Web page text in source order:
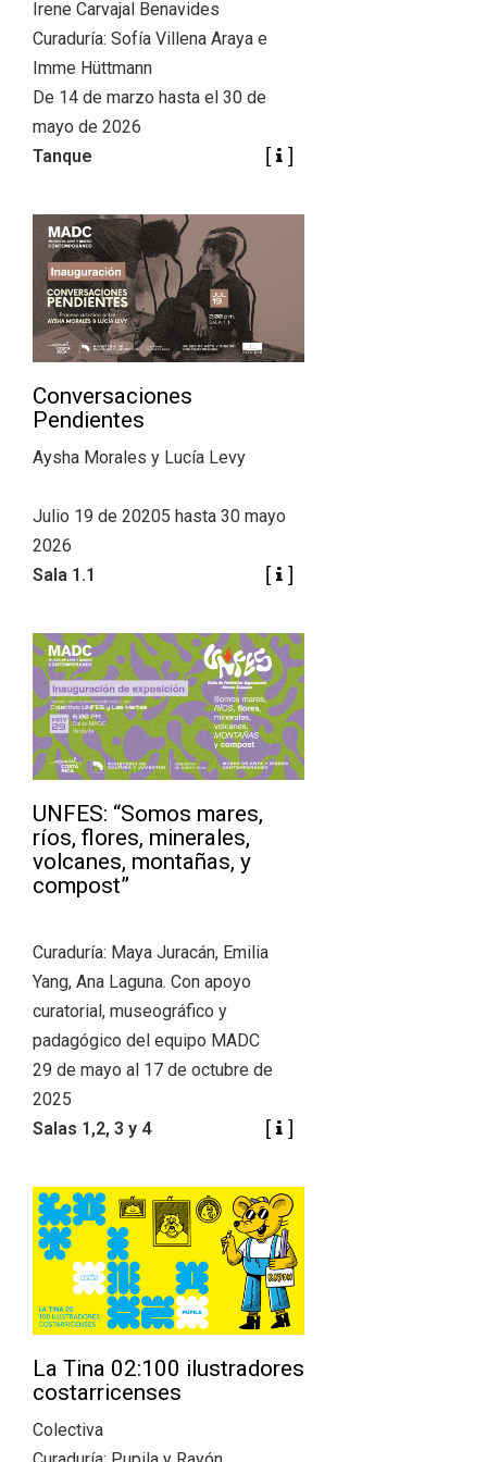
+ DIRECTORIOS
+ MESA EJECUTIVA DE ARTES VISUALES
+ SALA DE PRENSA
Irene Carvajal Benavides
Curaduría: Sofía Villena Araya e
Imme Hüttmann
De 14 de marzo hasta el 30 de
mayo de 2026
Tanque
Conversaciones
Pendientes
Aysha Morales y Lucía Levy
Julio 19 de 20205 hasta 30 mayo
2026
Sala 1.1
UNFES: “Somos mares,
ríos, flores, minerales,
volcanes, montañas, y
compost”
Curaduría: Maya Juracán, Emilia
Yang, Ana Laguna. Con apoyo
curatorial, museográfico y
padagógico del equipo MADC
29 de mayo al 17 de octubre de
2025
Salas 1,2, 3 y 4
La Tina 02:100 ilustradores
costarricenses
Colectiva